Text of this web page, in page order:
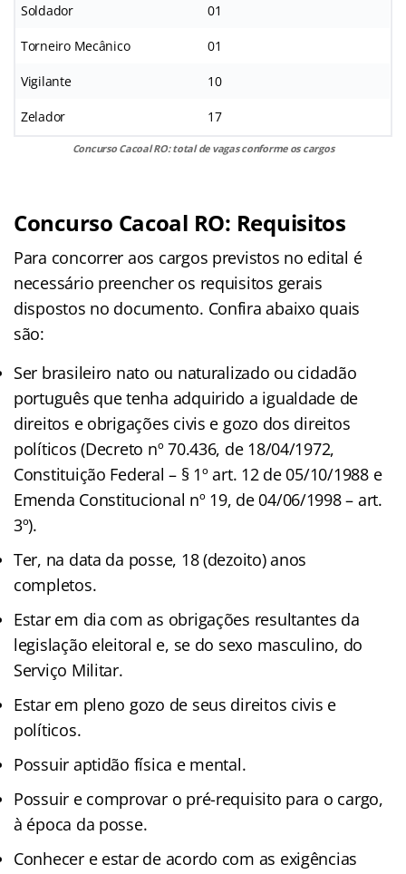
Soldador 01
Torneiro Mecânico 01
Vigilante 10
Zelador 17
Concurso Cacoal RO: total de vagas conforme os cargos
Concurso Cacoal RO: Requisitos
Para concorrer aos cargos previstos no edital é
necessário preencher os requisitos gerais
dispostos no documento. Confira abaixo quais
são:
Ser brasileiro nato ou naturalizado ou cidadão
português que tenha adquirido a igualdade de
direitos e obrigações civis e gozo dos direitos
políticos (Decreto nº 70.436, de 18/04/1972,
Constituição Federal – § 1º art. 12 de 05/10/1988 e
Emenda Constitucional nº 19, de 04/06/1998 – art.
3º).
Ter, na data da posse, 18 (dezoito) anos
completos.
Estar em dia com as obrigações resultantes da
legislação eleitoral e, se do sexo masculino, do
Serviço Militar.
Estar em pleno gozo de seus direitos civis e
políticos.
Possuir aptidão física e mental.
Possuir e comprovar o pré-requisito para o cargo,
à época da posse.
Conhecer e estar de acordo com as exigências